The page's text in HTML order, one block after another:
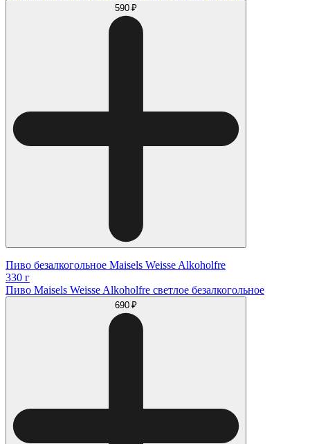
590 ₽
Пиво безалкогольное Maisels Weisse Alkoholfre
330 г
Пиво Maisels Weisse Alkoholfre светлое безалкогольное
690 ₽